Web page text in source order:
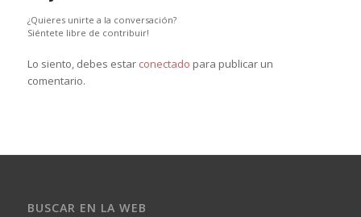
¿Quieres unirte a la conversación?
Siéntete libre de contribuir!
Lo siento, debes estar conectado para publicar un
comentario.
BUSCAR EN LA WEB